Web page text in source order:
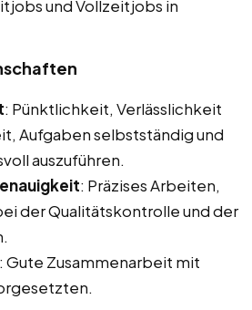
und Vollzeitjobs in
: Pünktlichkeit, Verlässlichkeit
Aufgaben selbstständig und
auszuführen.
: Präzises Arbeiten,
der Qualitätskontrolle und der
: Gute Zusammenarbeit mit